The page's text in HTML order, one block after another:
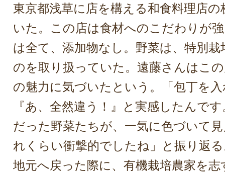
東京都浅草に店を構える和食料理店
いた。この店は食材へのこだわりが
は全て、添加物なし。野菜は、特別
のを取り扱っていた。遠藤さんはこ
の魅力に気づいたという。「包丁を
『あ、全然違う！』と実感したんで
だった野菜たちが、一気に色づいて
れくらい衝撃的でしたね」と振り返
地元へ戻った際に、有機栽培農家を